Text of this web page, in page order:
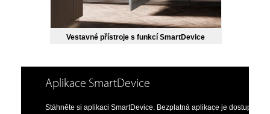
Vestavné přístroje s funkcí SmartDevice
Aplikace SmartDevice
Stáhněte si aplikaci SmartDevice. Bezplatná aplikace je dostupná